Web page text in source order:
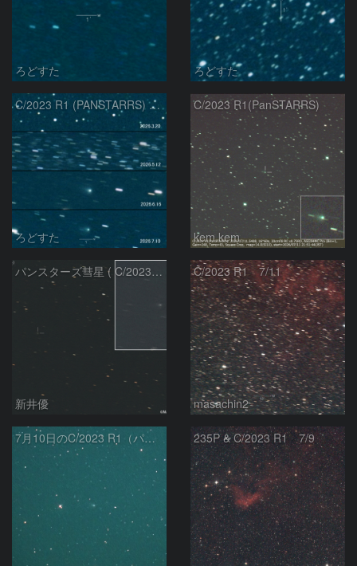
ろどすた ろどすた
C/2023 R1 (PANSTARRS) の変化
ろどすた
C/2023 R1(PanSTARRS)
kem.kem
パンスターズ彗星 ( C/2023R1 ) ：2026/07/08
新井優
C/2023 R1 7/11
masachin2
7月10日のC/2023 R1（パンスターズ彗星） 235P & C/2023 R1 7/9